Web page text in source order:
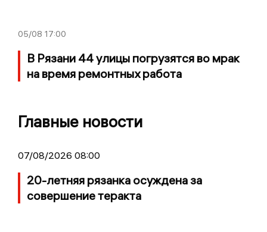
05/08 17:00
В Рязани 44 улицы погрузятся во мрак
на время ремонтных работа
Главные новости
07/08/2026 08:00
20-летняя рязанка осуждена за
совершение теракта